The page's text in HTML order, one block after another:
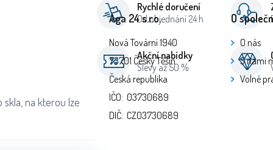
na kterou lze
Rychlé doručení
Od objednání 24 h
Akční nabídky
Slevy až 50 %
Aga 24 s.r.o.
Nová Tovární 1940
73701 Český Těšín
Česká republika
IČO: 03730689
DIČ: CZ03730689
O
O nás
S námi
Volné